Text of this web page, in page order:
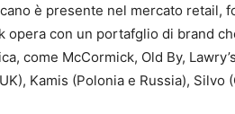
è presente nel mercato retail,
opera con un portafglio di brand
come McCormick, Old By,
Kamis (Polonia e Russia), Silvo